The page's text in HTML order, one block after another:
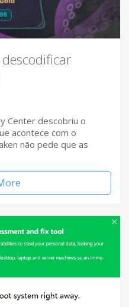
Center descobriu o
acontece com o
não pede que as